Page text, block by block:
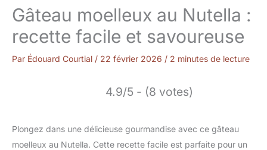
Gâteau moelleux au Nutella :
recette facile et savoureuse
Par Édouard Courtial / 22 février 2026 / 2 minutes de lecture
4.9/5 - (8 votes)
Plongez dans une délicieuse gourmandise avec ce gâteau
moelleux au Nutella. Cette recette facile est parfaite pour un